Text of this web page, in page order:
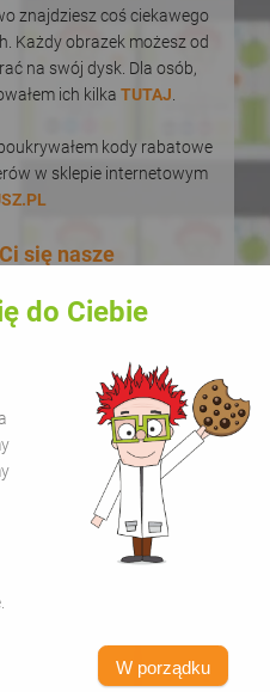
do Ciebie
W porządku
znajdziesz coś ciekawego
Każdy obrazek możesz od
na swój dysk. Dla osób,
ich kilka TUTAJ
kody rabatowe
w sklepie internetowym
się nasze
zupełnie za
naszych
w celach
bezpłatne.
na
lub kanale
one z
i dodasz link
zabawą